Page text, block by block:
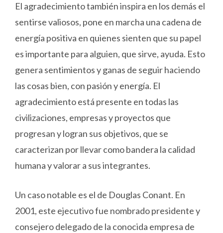
El agradecimiento también inspira en los demás el
sentirse valiosos, pone en marcha una cadena de
energía positiva en quienes sienten que su papel
es importante para alguien, que sirve, ayuda. Esto
genera sentimientos y ganas de seguir haciendo
las cosas bien, con pasión y energía. El
agradecimiento está presente en todas las
civilizaciones, empresas y proyectos que
progresan y logran sus objetivos, que se
caracterizan por llevar como bandera la calidad
humana y valorar a sus integrantes.
Un caso notable es el de Douglas Conant. En
2001, este ejecutivo fue nombrado presidente y
consejero delegado de la conocida empresa de